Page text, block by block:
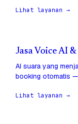
Lihat layanan →
Jasa Voice AI
AI suara yang
booking otomatis
Lihat layanan →